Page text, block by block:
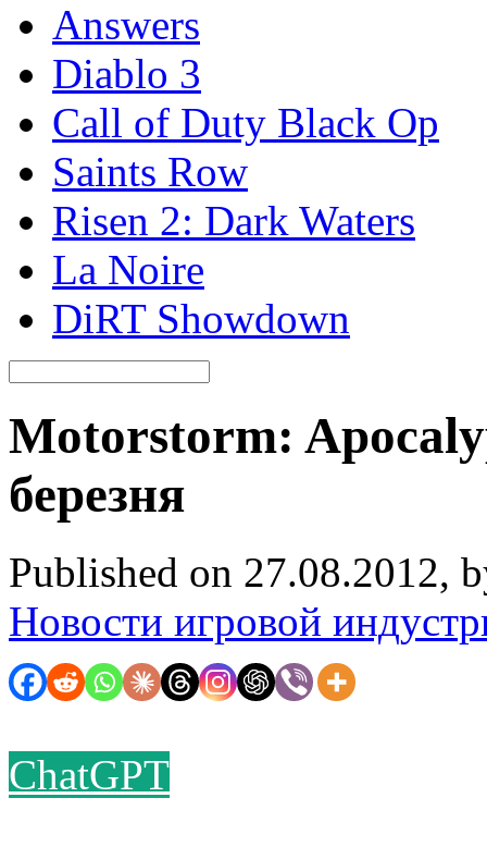
Answers
Diablo 3
Call of Duty Black Op
Saints Row
Risen 2: Dark Waters
La Noire
DiRT Showdown
Motorstorm:
березня
Published on 27.08.2012,
Новости игровой
ChatGPT